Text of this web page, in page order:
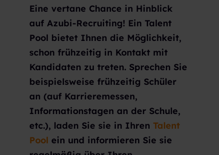
Eine vertane Chance in Hinblick
auf Azubi-Recruiting! Ein Talent
Pool bietet Ihnen die Möglichkeit,
schon frühzeitig in Kontakt mit
Kandidaten zu treten. Sprechen Sie
beispielsweise frühzeitig Schüler
an (auf Karrieremessen,
Informationstagen an der Schule,
etc.), laden Sie sie in Ihren Talent
Pool ein und informieren Sie sie